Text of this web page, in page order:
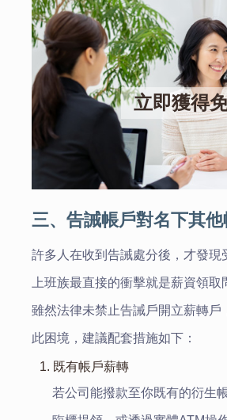
立即獲得
三、告誡帳戶對名下其
許多人在收到告誡處分後，才發
上班族最直接的衝擊就是薪資領取
雖然法律未禁止告誡戶開立薪轉
此困境，建議配套措施如下：
1. 既有帳戶薪轉
若公司能撥款至你既有的衍生